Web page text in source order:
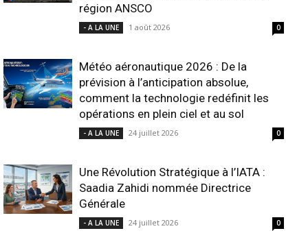
région ANSCO
- A LA UNE 1 août 2026 0
Météo aéronautique 2026 : De la
prévision à l’anticipation absolue,
comment la technologie redéfinit les
opérations en plein ciel et au sol
- A LA UNE 24 juillet 2026 0
Une Révolution Stratégique à l’IATA :
Saadia Zahidi nommée Directrice
Générale
- A LA UNE 24 juillet 2026 0